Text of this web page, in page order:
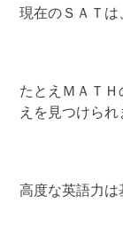
現在のＳＡＴは
たとえＭＡＴ
えを見つけられ
高度な英語力は